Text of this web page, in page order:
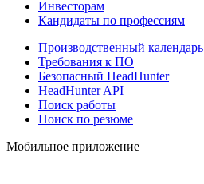
Инвесторам
Кандидаты по профессиям
Производственный календарь
Требования к ПО
Безопасный HeadHunter
HeadHunter API
Поиск работы
Поиск по резюме
Мобильное приложение